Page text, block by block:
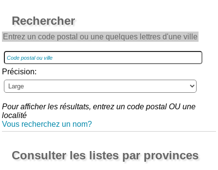
Rechercher
Entrez un code postal ou une quelques lettres d'une ville
Précision:
Pour afficher les résultats, entrez un code postal OU une
localité
Vous recherchez un nom?
Consulter les listes par provinces